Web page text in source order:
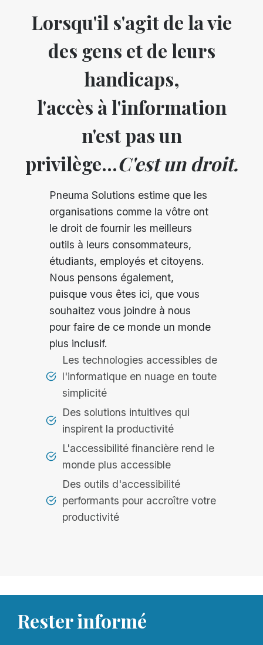
Lorsqu'il s'agit de la vie
des gens et de leurs
handicaps,
l'accès à l'information
n'est pas un
privilège...C'est un droit.
Pneuma Solutions estime que les
organisations comme la vôtre ont
le droit de fournir les meilleurs
outils à leurs consommateurs,
étudiants, employés et citoyens.
Nous pensons également,
puisque vous êtes ici, que vous
souhaitez vous joindre à nous
pour faire de ce monde un monde
plus inclusif.
Les technologies accessibles de
l'informatique en nuage en toute
simplicité
Des solutions intuitives qui
inspirent la productivité
L'accessibilité financière rend le
monde plus accessible
Des outils d'accessibilité
performants pour accroître votre
productivité
Rester informé